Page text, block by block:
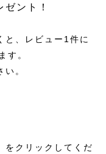
ント！
と、レビュー1件に
す。
。
をクリックしてくだ